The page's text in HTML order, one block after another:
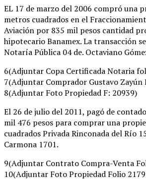
EL 17 de marzo del 2006 compró una
metros cuadrados en el
Aviación por 835 mil pesos cantidad
hipotecario Banamex. La transacción
Notaría Pública 04 de. Octaviano
6(Adjuntar Copa Certificada Notaria
7(Adjuntar Comprador Gustavo Zayún
8(Adjuntar Foto Propiedad F: 20939)
El 26 de julio del 2011, pagó de
mil 476 pesos para comprar una
cuadrados Privada Rinconada del Río
Carmona 1701.
9(Adjuntar Contrato Compra-Venta
10(Adjuntar Foto Propiedad Folio